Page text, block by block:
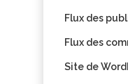
Flux des
Flux des
Site de